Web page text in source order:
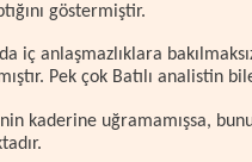
göstermiştir.
iç anlaşmazlıklara
Pek çok Batılı analistin
kaderine uğramamışsa,